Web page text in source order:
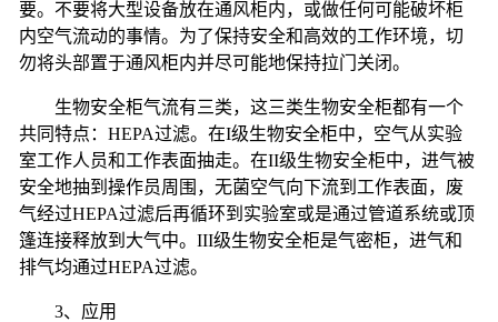
要。不要将大型设备放在通风柜内，或做任何可能破坏柜
内空气流动的事情。为了保持安全和高效的工作环境，切
勿将头部置于通风柜内并尽可能地保持拉门关闭。
生物安全柜气流有三类，这三类生物安全柜都有一个
共同特点： HEPA过滤。在I级生物安全柜中，空气从实验
室工作人员和工作表面抽走。在II级生物安全柜中，进气被
安全地抽到操作员周围，无菌空气向下流到工作表面，废
气经过HEPA过滤后再循环到实验室或是通过管道系统或顶
篷连接释放到大气中。 III级生物安全柜是气密柜，进气和
排气均通过HEPA过滤。
3、应用